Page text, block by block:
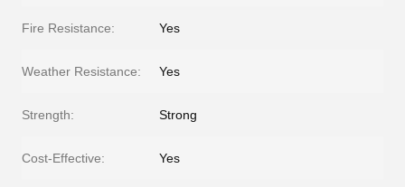
Fire Resistance: Yes
Weather Resistance: Yes
Strength: Strong
Cost-Effective: Yes